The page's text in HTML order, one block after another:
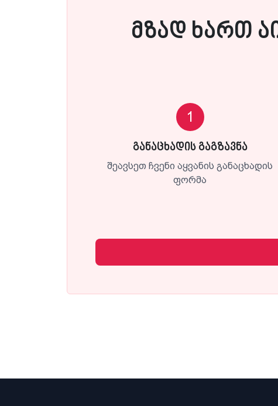
მზად ხართ
1
განაცხადის გაგზავნა
შეავსეთ ჩვენი აყვანის განაცხადის
ფორმა